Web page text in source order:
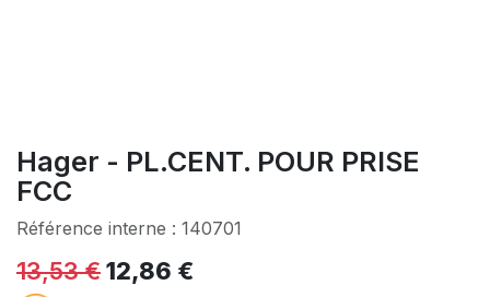
Hager - PL.CENT. POUR PRISE
FCC
Référence interne : 140701
13,53€12,86 €